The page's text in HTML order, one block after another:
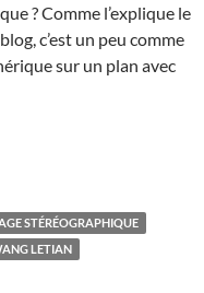
? Comme l’explique le
c’est un peu comme
sur un plan avec
de l’éclipse
STÉRÉOGRAPHIQUE
LETIAN